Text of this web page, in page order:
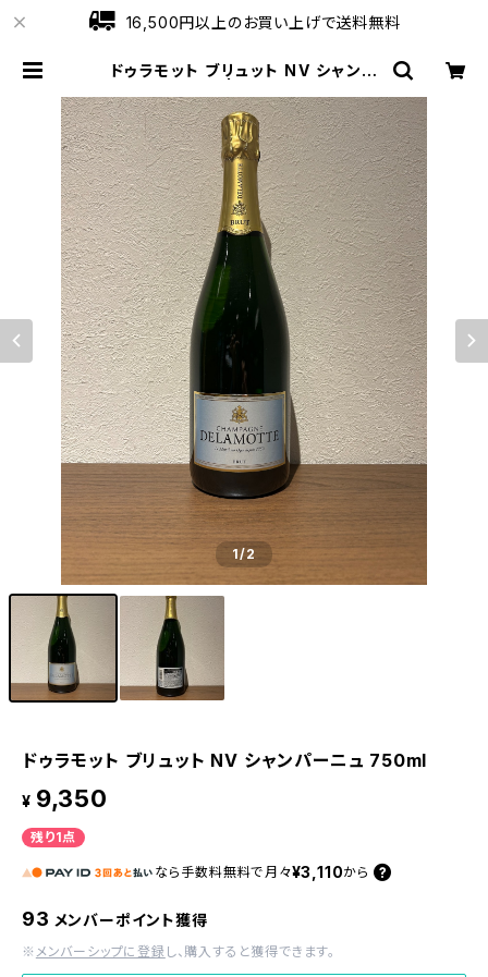
16,500円以上のお買い上げで送料無料
ドゥラモット ブリュット NV シャンパ
ブ
1/2
ドゥラモット ブリュット NV シャンパーニュ 750ml
¥ 9,350
残り1点
なら 手数料無料で 月々¥3,110から
93 メンバーポイント獲得
※ メンバーシップに登録 し、購入すると獲得できます。